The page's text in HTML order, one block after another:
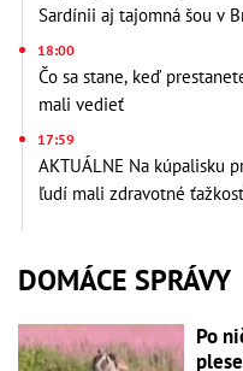
Sardínii aj tajomná šou v
18:00
Čo sa stane, keď
mali vedieť
17:59
AKTUÁLNE Na kúpalisku
ľudí mali zdravotné
DOMÁCE SPRÁVY
Po